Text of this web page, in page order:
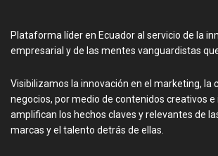
Plataforma líder en Ecuador al servicio de la
empresarial y de las mentes vanguardistas
Visibilizamos la innovación en el marketing, la
negocios, por medio de contenidos creativos
amplifican los hechos claves y relevantes de
marcas y el talento detrás de ellas.